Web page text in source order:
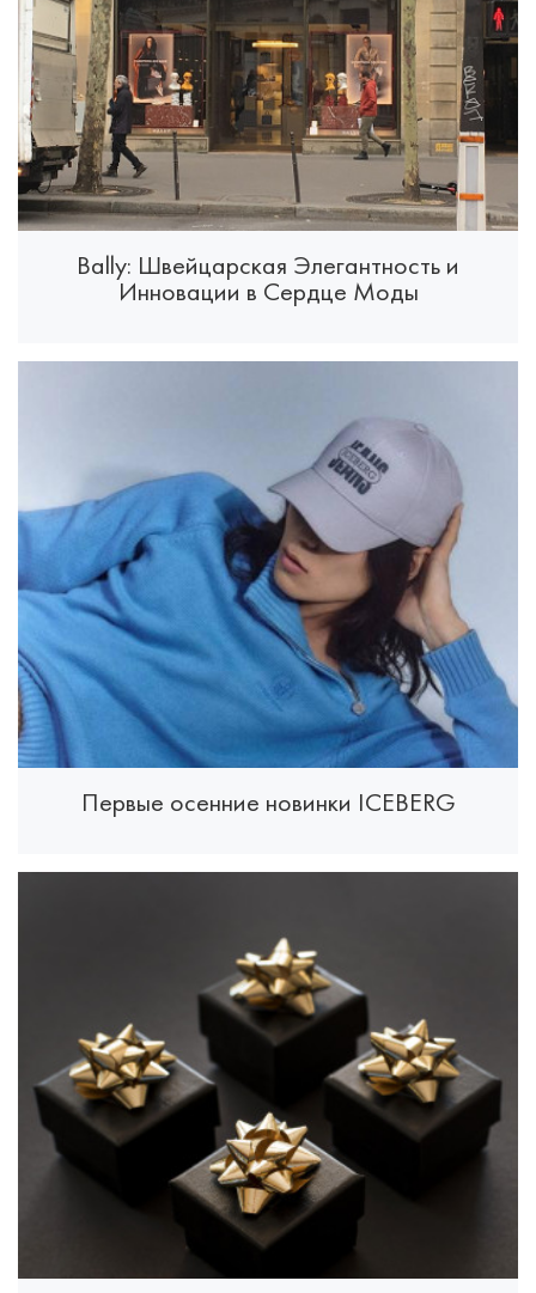
Bally: Швейцарская Элегантность и
Инновации в Сердце Моды
Первые осенние новинки ICEBERG